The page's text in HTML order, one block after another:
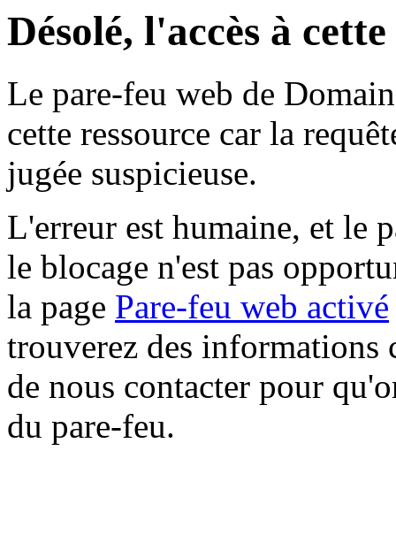
Désolé, l'accès à
Le pare-feu web de
cette ressource car la
jugée suspicieuse.
L'erreur est humaine, et le
le blocage n'est pas
la page Pare-feu web activé
trouverez des informations
de nous contacter pour
du pare-feu.